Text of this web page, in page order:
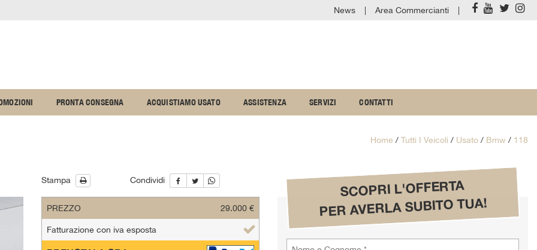
News Area Commercianti
PRONTA CONSEGNA ACQUISTIAMO USATO ASSISTENZA SERVIZI CONTATTI
Home / Tutti I Veicoli / Usato / Bmw / 118
Stampa Condividi
PREZZO 29.000 €
Fatturazione con iva esposta
SCOPRI L'OFFERTA
PER AVERLA SUBITO TUA!